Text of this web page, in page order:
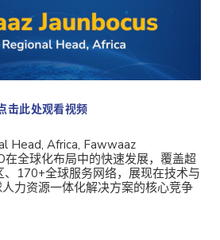
击此处观看视频
Head, Africa, Fawwaaz
在全球化布局中的快速发展，覆盖超
170+全球服务网络，展现在技术与
力资源一体化解决方案的核心竞争